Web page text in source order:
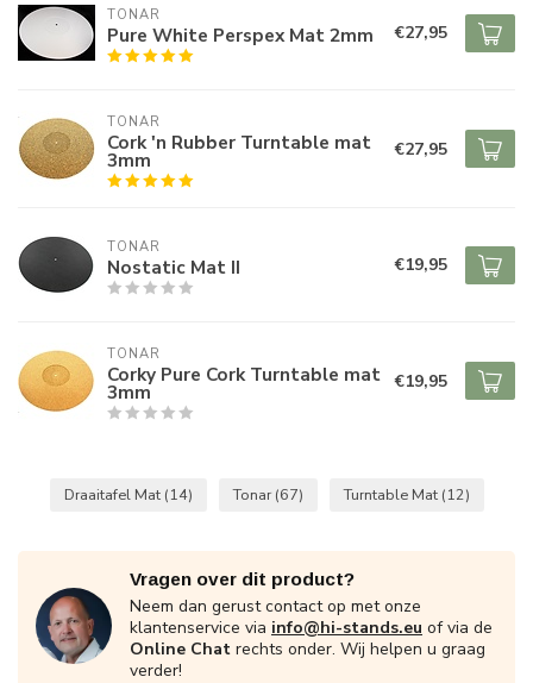
TONAR
Pure White Perspex Mat 2mm €27,95
TONAR
Cork 'n Rubber Turntable mat
3mm €27,95
TONAR
Nostatic Mat II €19,95
TONAR
Corky Pure Cork Turntable mat
3mm €19,95
Draaitafel Mat (14) Tonar (67) Turntable Mat (12)
Vragen over dit product?
Neem dan gerust contact op met onze
klantenservice via info@hi-stands.eu of via de
Online Chat rechts onder. Wij helpen u graag
verder!